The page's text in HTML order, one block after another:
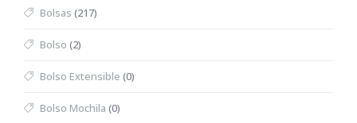
Bolsas (217)
Bolso (2)
Bolso Extensible (0)
Bolso Mochila (0)